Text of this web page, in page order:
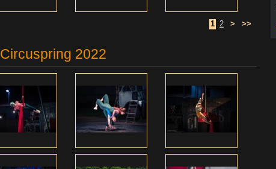
1 2 > >>
Circuspring 2022